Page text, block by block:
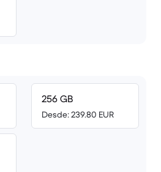
256 GB
Desde: 239.80 EUR